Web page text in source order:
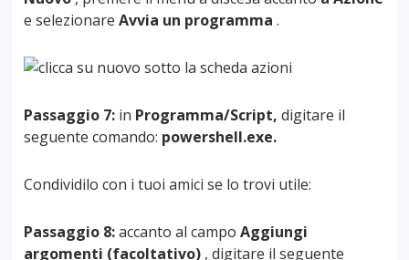
e selezionareAvvia un programma .
Passaggio 7: in Programma/Script, digitare il
seguente comando: powershell.exe.
Condividilo con i tuoi amici se lo trovi utile:
Passaggio 8:accanto al campoAggiungi
argomenti (facoltativo) , digitare il seguente